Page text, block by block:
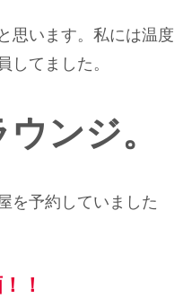
思います。私には温度
してました。
ンジ。
を予約していました
！